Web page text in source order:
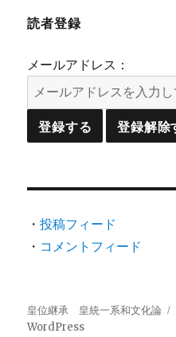
読者登録
メールアドレス：
・投稿フィード
・ コメントフィード
皇位継承 皇統一系和文化論
WordPress